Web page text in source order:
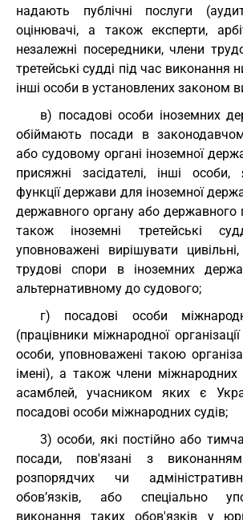
надають публічні послуги
оцінювачі, а також експерти,
незалежні посередники, члени
третейські судді під час виконання
інші особи в установлених законом
в) посадові особи іноземних
обіймають посади в
або судовому органі іноземної
присяжні засідателі, інші особи,
функції держави для іноземної
державного органу або державного
також іноземні третейські
уповноважені вирішувати
трудові спори в іноземних
альтернативному до судового;
г) посадові особи
(працівники міжнародної
особи, уповноважені такою
імені), а також члени міжнародних
асамблей, учасником яких є
посадові особи міжнародних судів;
3) особи, які постійно або
посади, пов'язані з виконанням
розпорядчих чи
обов’язків, або спеціально
виконання таких обов'язків у